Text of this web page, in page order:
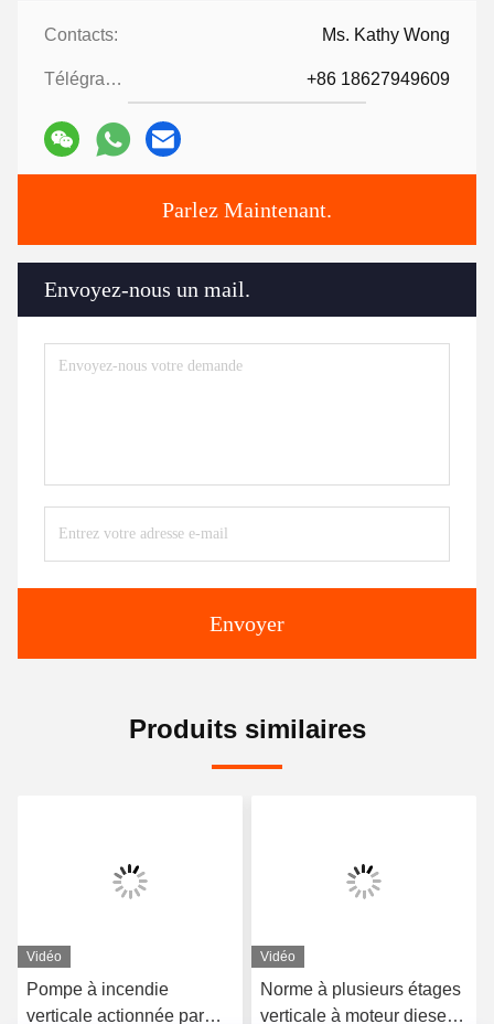
Contacts: Ms. Kathy Wong
Télégramme: +86 18627949609
Parlez Maintenant.
Envoyez-nous un mail.
Envoyer
Produits similaires
Vidéo
Pompe à incendie
verticale actionnée par
Vidéo
Norme à plusieurs étages
verticale à moteur diesel